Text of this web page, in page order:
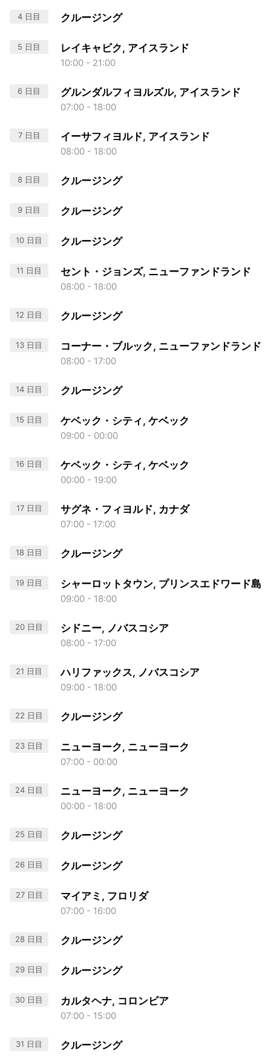
4 日目 クルージング
5 日目 レイキャビク, アイスランド
10:00 - 21:00
6 日目 グルンダルフィヨルズル, アイスランド
07:00 - 18:00
7 日目 イーサフィヨルド, アイスランド
08:00 - 18:00
8 日目 クルージング
9 日目 クルージング
10 日目 クルージング
11 日目 セント・ジョンズ, ニューファンドランド
08:00 - 18:00
12 日目 クルージング
13 日目 コーナー・ブルック, ニューファンドランド
08:00 - 17:00
14 日目 クルージング
15 日目 ケベック・シティ, ケベック
09:00 - 00:00
16 日目 ケベック・シティ, ケベック
00:00 - 19:00
17 日目 サグネ・フィヨルド, カナダ
07:00 - 17:00
18 日目 クルージング
19 日目 シャーロットタウン, プリンスエドワード島
09:00 - 18:00
20 日目 シドニー, ノバスコシア
08:00 - 17:00
21 日目 ハリファックス, ノバスコシア
09:00 - 18:00
22 日目 クルージング
23 日目 ニューヨーク, ニューヨーク
07:00 - 00:00
24 日目 ニューヨーク, ニューヨーク
00:00 - 18:00
25 日目 クルージング
26 日目 クルージング
27 日目 マイアミ, フロリダ
07:00 - 16:00
28 日目 クルージング
29 日目 クルージング
30 日目 カルタヘナ, コロンビア
07:00 - 15:00
31 日目 クルージング